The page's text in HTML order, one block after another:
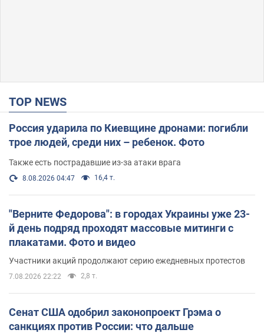
TOP NEWS
Россия ударила по Киевщине дронами: погибли
трое людей, среди них – ребенок. Фото
Также есть пострадавшие из-за атаки врага
8.08.2026 04:47 16,4 т.
"Верните Федорова": в городах Украины уже 23-
й день подряд проходят массовые митинги с
плакатами. Фото и видео
Участники акций продолжают серию ежедневных протестов
7.08.2026 22:22 2,8 т.
Сенат США одобрил законопроект Грэма о
санкциях против России: что дальше